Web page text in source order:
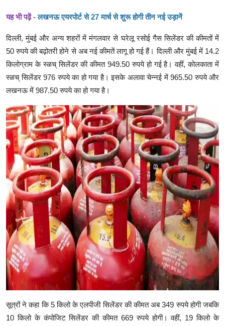
यह भी पढ़ें -लखनऊ एयरपोर्ट से 27 मार्च से शुरू होगी तीन नई उड़ानें
दिल्ली, मुंबई और अन्य शहरों में मंगलवार से घरेलू रसोई गैस सिलेंडर की कीमतों में
50 रुपये की बढ़ोतरी होने से अब नई कीमतें लागू हो गई हैं। दिल्ली और मुंबई में 14.2
किलोग्राम के स्ळच् सिलेंडर की कीमत 949.50 रुपये हो गई है। वहीं, कोलकाता में
स्ळच् सिलेंडर 976 रुपये का हो गया है। इसके अलावा चेन्नई में 965.50 रुपये और
लखनऊ में 987.50 रुपये का हो गया है।
सूत्रों ने कहा कि 5 किलो के एलपीजी सिलेंडर की कीमत अब 349 रुपये होगी जबकि
10 किलो के कंपोजिट सिलेंडर की कीमत 669 रुपये होगी। वहीं, 19 किलो के